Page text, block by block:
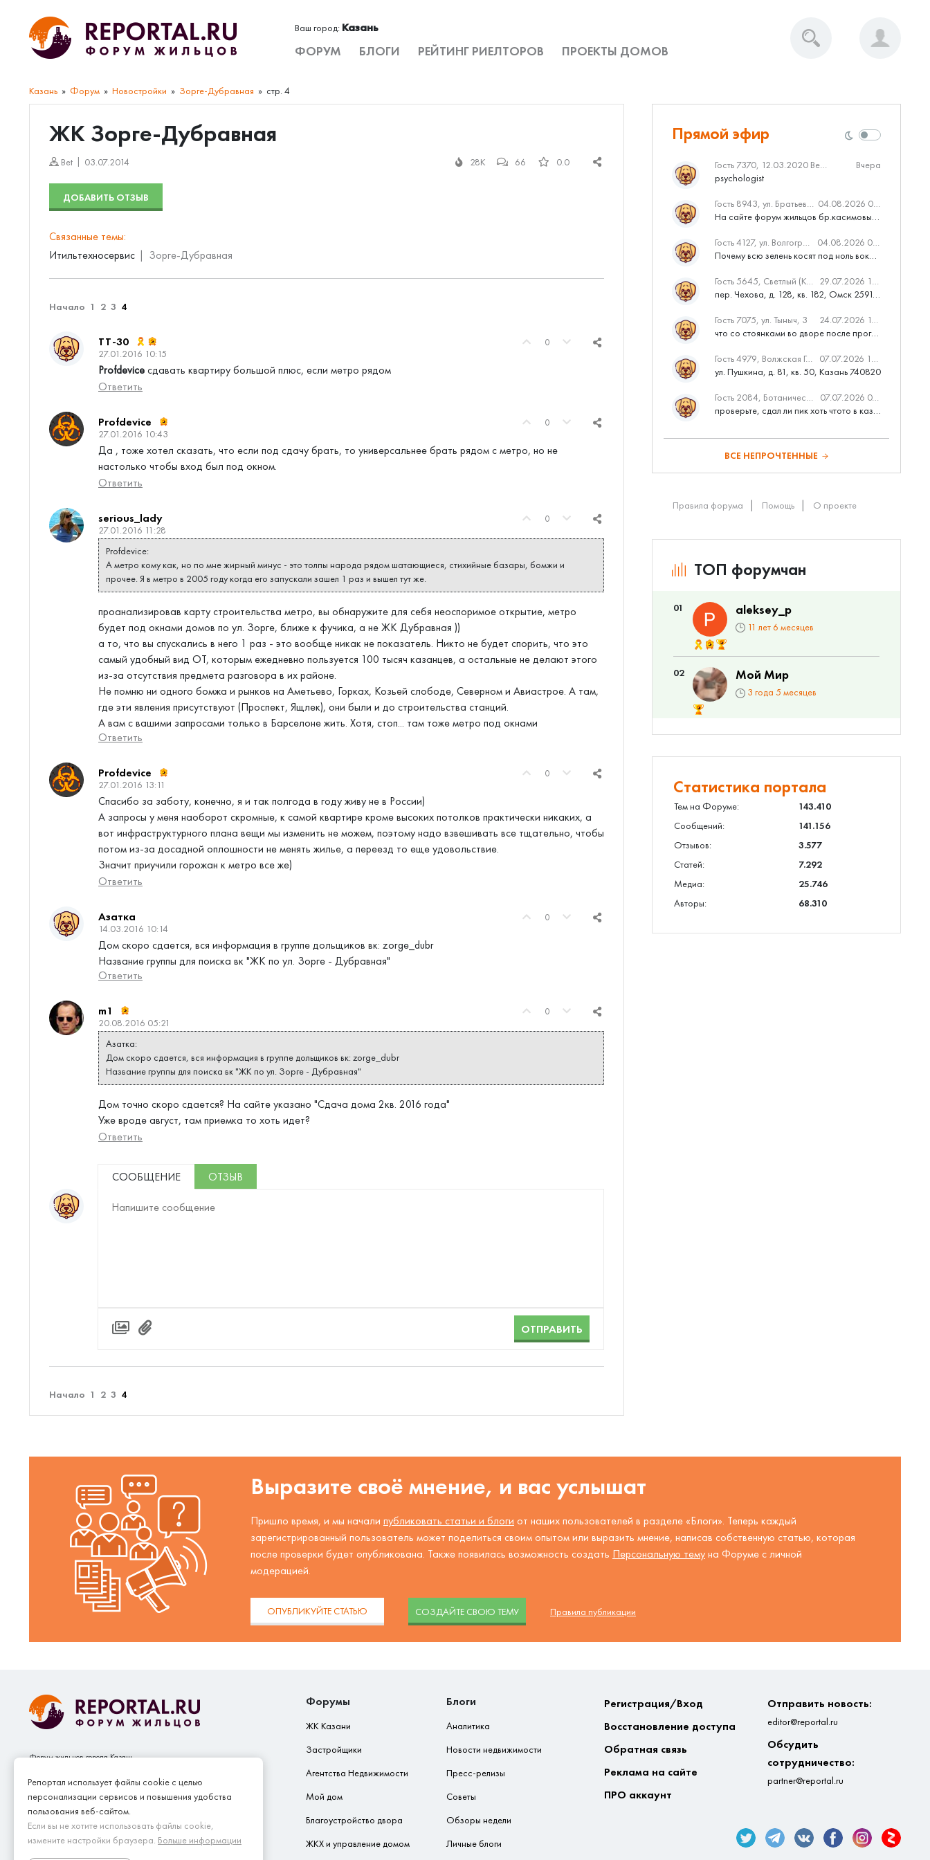
Репортал использует файлы cookie с целью
персонализации сервисов и повышения удобства
пользования веб-сайтом.
Если вы не хотите использовать файлы cookie,
измените настройки браузера. Больше информации
Ваш город: Казань
ФОРУМ БЛОГИ РЕЙТИНГ РИЕЛТОРОВ ПРОЕКТЫ ДОМОВ
Казань Форум Новостройки Зорге-Дубравная стр. 4
ЖК Зорге-Дубравная
Bet 03.07.2014 28K 66 0.0
ДОБАВИТЬ ОТЗЫВ
Связанные темы:
Итильтехносервис
Зорге-Дубравная
Начало 1 2 3 4
0
TT-30
27.01.2016 10:15
Profdevice сдавать квартиру большой плюс, если метро рядом
Ответить
0
Profdevice
27.01.2016 10:43
Да , тоже хотел сказать, что если под сдачу брать, то универсальнее брать рядом с метро, но не
настолько чтобы вход был под окном.
Ответить
0
serious_lady
27.01.2016 11:28
Profdevice:
А метро кому как, но по мне жирный минус - это толпы народа рядом шатающиеся, стихийные базары, бомжи и
прочее. Я в метро в 2005 году когда его запускали зашел 1 раз и вышел тут же.
проанализировав карту строительства метро, вы обнаружите для себя неоспоримое открытие, метро
будет под окнами домов по ул. Зорге, ближе к фучика, а не ЖК Дубравная ))
а то, что вы спускались в него 1 раз - это вообще никак не показатель. Никто не будет спорить, что это
самый удобный вид ОТ, которым ежедневно пользуется 100 тысяч казанцев, а остальные не делают этого
из-за отсутствия предмета разговора в их районе.
Не помню ни одного бомжа и рынков на Аметьево, Горках, Козьей слободе, Северном и Авиастрое. А там,
где эти явления присутствуют (Проспект, Ящлек), они были и до строительства станций.
А вам с вашими запросами только в Барселоне жить. Хотя, стоп... там тоже метро под окнами
Ответить
0
Profdevice
27.01.2016 13:11
Спасибо за заботу, конечно, я и так полгода в году живу не в России)
А запросы у меня наоборот скромные, к самой квартире кроме высоких потолков практически никаких, а
вот инфраструктурного плана вещи мы изменить не можем, поэтому надо взвешивать все тщательно, чтобы
потом из-за досадной оплошности не менять жилье, а переезд то еще удовольствие.
Значит приучили горожан к метро все же)
Ответить
0
Азатка
14.03.2016 10:14
Дом скоро сдается, вся информация в группе дольщиков вк: zorge_dubr
Название группы для поиска вк "ЖК по ул. Зорге - Дубравная"
Ответить
0
m1
20.08.2016 05:21
Азатка:
Дом скоро сдается, вся информация в группе дольщиков вк: zorge_dubr
Название группы для поиска вк "ЖК по ул. Зорге - Дубравная"
Дом точно скоро сдается? На сайте указано "Сдача дома 2кв. 2016 года"
Уже вроде август, там приемка то хоть идет?
Ответить
СООБЩЕНИЕ ОТЗЫВ
ОТПРАВИТЬ
Начало 1 2 3 4
Прямой эфир
Гость 7370, 12.03.2020 Вебинар от Нмаркет.ПРО: «Актуальное об ипотеке: что нужно знать»
Вчера
psychologist
Гость 8943, ул. Братьев Касимовых, 62 04.08.2026 08:34
На сайте форум жильцов бр.касимовых 62у дома растут красивые...
Гость 4127, ул. Волгоградская, 41 04.08.2026 04:46
Почему всю зелень косят под ноль вокруг дома,в полисадниках....
Гость 5645, Светлый (Куюки) 29.07.2026 10:31
пер. Чехова, д. 128, кв. 182, Омск 259145
Гость 7075, ул. Тыныч, 3 24.07.2026 14:01
что со стоянками во дворе после программы наш двор
Гость 4979, Волжская Гавань
07.07.2026 10:53
ул. Пушкина, д. 81, кв. 50, Казань 740820
Гость 2084, Ботаническая 3 (ПИК, бизнес-класс) 07.07.2026 07:28
проверьте, сдал ли пик хоть чтото в казани вовремя?
ВСЕ НЕПРОЧТЕННЫЕ
Правила форума Помощь О проекте
ТОП форумчан
01 aleksey_p
11 лет 6 месяцев
02 Мой Мир
3 года 5 месяцев
Статистика портала
Тем на Форуме:
143.410
Сообщений:
141.156
Отзывов:
3.577
Статей:
7.292
Медиа:
25.746
Авторы:
68.310
Выразите своё мнение, и вас услышат
Пришло время, и мы начали публиковать статьи и блоги от наших пользователей в разделе «Блоги». Теперь каждый
зарегистрированный пользователь может поделиться своим опытом или выразить мнение, написав собственную статью, которая
после проверки будет опубликована. Также появилась возможность создать Персональную тему на Форуме с личной
модерацией.
ОПУБЛИКУЙТЕ СТАТЬЮ CОЗДАЙТЕ СВОЮ ТЕМУ Правила публикации
Форум жильцов города Казань
управляется SEO.GROUP (ООО "СЕО.ГРУП")
Форумы
ЖК Казани
Застройщики
Агентства Недвижимости
Мой дом
Благоустройство двора
ЖКХ и управление домом
Блоги
Аналитика
Новости недвижимости
Пресс-релизы
Советы
Обзоры недели
Личные блоги
Регистрация/Вход
Восстановление доступа
Обратная связь
Реклама на сайте
ПРО аккаунт
Отправить новость:
editor@reportal.ru
Обсудить
сотрудничество:
partner@reportal.ru